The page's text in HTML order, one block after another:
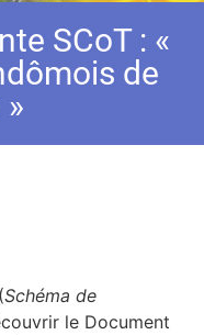
SCoT : «
de
(Schéma de
le Document